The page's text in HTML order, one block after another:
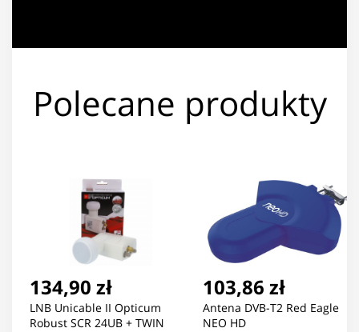
Polecane produkty
134,90 zł
LNB Unicable II Opticum
Robust SCR 24UB + TWIN
103,86 zł
Antena DVB-T2 Red Eagle
NEO HD